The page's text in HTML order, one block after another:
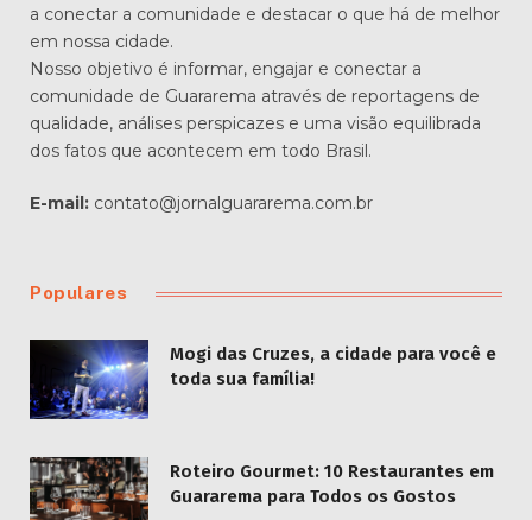
a conectar a comunidade e destacar o que há de melhor
em nossa cidade.
Nosso objetivo é informar, engajar e conectar a
comunidade de Guararema através de reportagens de
qualidade, análises perspicazes e uma visão equilibrada
dos fatos que acontecem em todo Brasil.
E-mail: contato@jornalguararema.com.br
Populares
Mogi das Cruzes, a cidade para você e
toda sua família!
Roteiro Gourmet: 10 Restaurantes em
Guararema para Todos os Gostos